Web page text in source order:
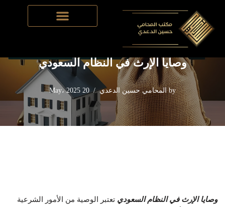
Skip
Home
-قضايا الإرث
وصايا الإرث في النظام السعودي
by المحامي حسين الدعدي 20 May، 2025
وصايا الإرث في النظام السعودي تعتبر الوصية من الأمور الشرعية